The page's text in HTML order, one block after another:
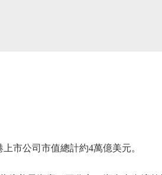
市公司市值總計約4萬億美元。